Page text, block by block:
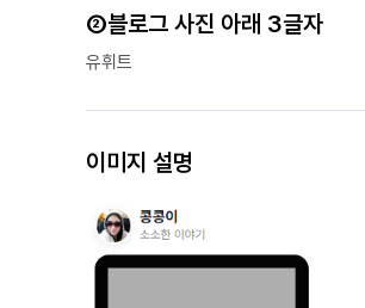
②블로그 사진 아래 3글자
유휘트
이미지 설명